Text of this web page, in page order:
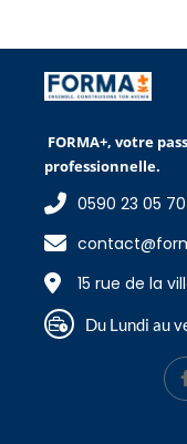
FORMA+, votre
professionnelle.
0590 23 05 70
15 rue de la
Du Lundi au